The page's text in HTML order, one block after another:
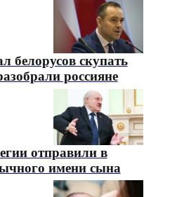
белорусов скупать
россияне
отправили в
имени сына